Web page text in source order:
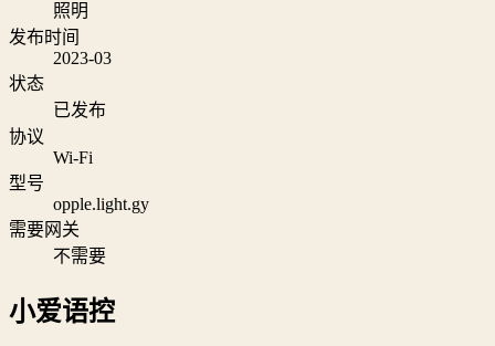
照明
发布时间
2023-03
状态
已发布
协议
Wi‑Fi
型号
opple.light.gy
需要网关
不需要
小爱语控